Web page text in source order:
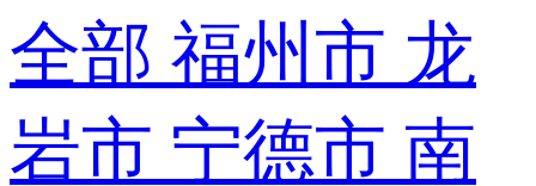
全部 福州市 龙
岩市 宁德市 南